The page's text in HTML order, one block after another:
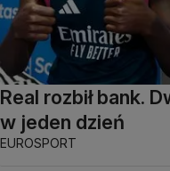
Real rozbił bank.
w jeden dzień
EUROSPORT